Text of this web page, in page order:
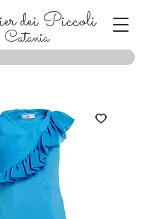
dei Piccoli
Catania